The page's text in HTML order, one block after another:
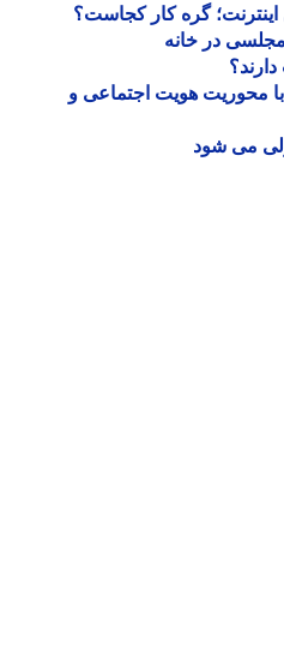
گره کار کجاست؟
در خانه
محوریت هویت اجتماعی و
می شود